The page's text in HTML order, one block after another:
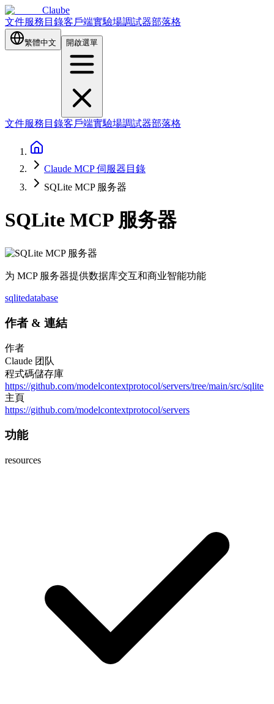
Claube
文件服務目錄客戶端實驗場調試器部落格
繁體中文 開啟選單
文件服務目錄客戶端實驗場調試器部落格
Claude MCP 伺服器目錄
SQLite MCP 服务器
SQLite MCP 服务器
为 MCP 服务器提供数据库交互和商业智能功能
sqlitedatabase
作者 & 連結
作者
Claude 团队
程式碼儲存庫
https://github.com/modelcontextprotocol/servers/tree/main/src/sqlite
主頁
https://github.com/modelcontextprotocol/servers
功能
resources